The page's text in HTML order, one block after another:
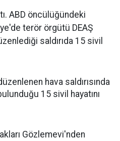
ABD öncülüğündeki
terör örgütü DEAŞ
saldırıda 15 sivil
hava saldırısında
15 sivil hayatını
Gözlemevi'nden